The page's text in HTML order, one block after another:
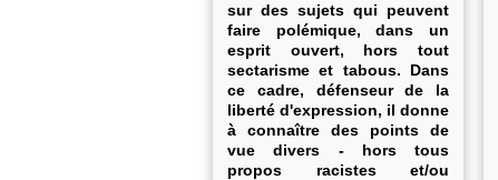
sur des sujets qui peuvent
faire polémique, dans un
esprit ouvert, hors tout
sectarisme et tabous. Dans
ce cadre, défenseur de la
liberté d'expression, il donne
à connaître des points de
vue divers - hors tous
propos racistes et/ou